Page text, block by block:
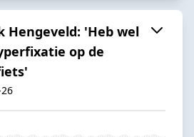
Hengeveld: 'Heb wel
op de